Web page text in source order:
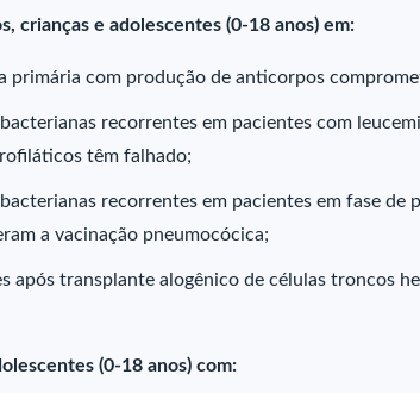
crianças e adolescentes (0-18 anos) em:
primária com produção de anticorpos
recorrentes em pacientes com
têm falhado;
recorrentes em pacientes em fase de
a vacinação pneumocócica;
após transplante alogênico de células troncos
(0-18 anos) com: